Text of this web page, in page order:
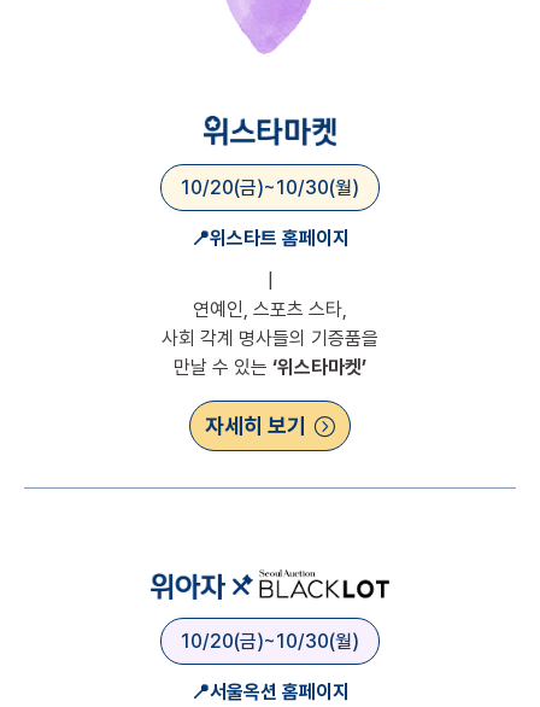
10/20(금)~10/30(월)
📍위스타트 홈페이지
연예인, 스포츠 스타,
사회 각계 명사들의 기증품을
만날 수 있는 ‘위스타마켓’
자세히 보기
10/20(금)~10/30(월)
📍서울옥션 홈페이지